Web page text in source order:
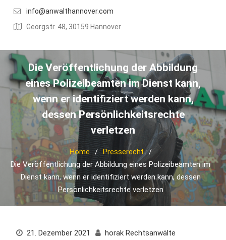
info@anwalthannover.com
Georgstr. 48, 30159 Hannover
Die Veröffentlichung der Abbildung
eines Polizeibeamten im Dienst kann,
wenn er identifiziert werden kann,
dessen Persönlichkeitsrechte
verletzen
Home
Presserecht
Die Veröffentlichung der Abbildung eines Polizeibeamten im
Dienst kann, wenn er identifiziert werden kann, dessen
Persönlichkeitsrechte verletzen
21. Dezember 2021
horak Rechtsanwälte